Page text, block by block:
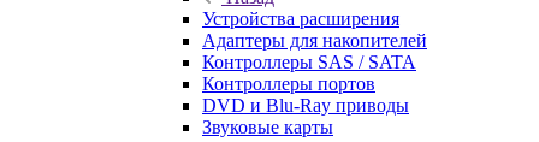
Устройства расширения
Адаптеры для накопителей
Контроллеры SAS / SATA
Контроллеры портов
DVD и Blu-Ray приводы
Звуковые карты